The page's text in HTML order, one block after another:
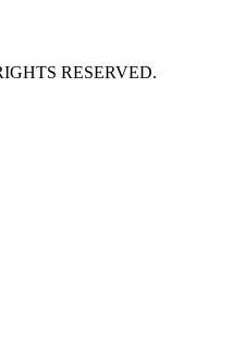
RESERVED.